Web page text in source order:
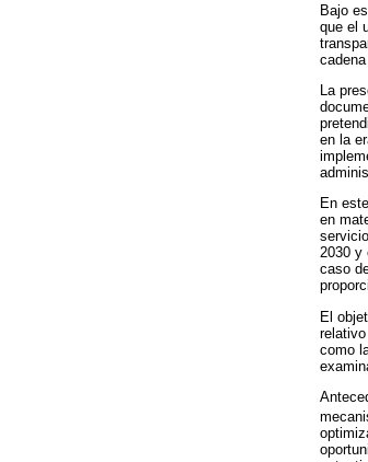
Bajo
que el
La
en la
En
en
2030 y
caso
El
como